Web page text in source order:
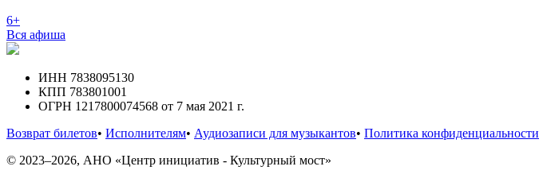
6+
Вся афиша
ИНН 7838095130
КПП 783801001
ОГРН 1217800074568 от 7 мая 2021 г.
Возврат билетов• Исполнителям• Аудиозаписи для музыкантов• Политика конфиденциальности
© 2023–2026, АНО «Центр инициатив - Культурный мост»